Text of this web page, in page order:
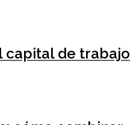
capital de trabajo